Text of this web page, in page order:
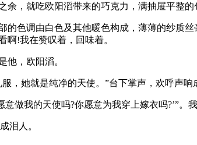
，就吃欧阳滔带来的巧克力，满抽屉平整的
色调由白色及其他暖色构成，薄薄的纱质
啊!我在赞叹着，回味着。
他，欧阳滔。
，她就是纯净的天使。”台下掌声，欢呼声响
做我的天使吗?你愿意为我穿上嫁衣吗?’”。
泪人。